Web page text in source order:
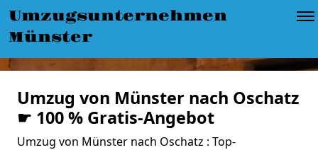
Umzugsunternehmen
Münster
Umzug von Münster nach Oschatz
☛ 100 % Gratis-Angebot
Umzug von Münster nach Oschatz : Top-